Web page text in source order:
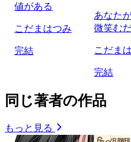
値がある
こだまはつみ
完結
あなた
微笑む
こだま
完結
同じ著者の作品
もっと見る